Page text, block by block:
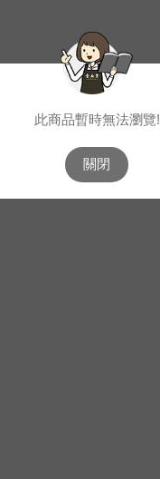
此商品暫時無法瀏覽!
關閉